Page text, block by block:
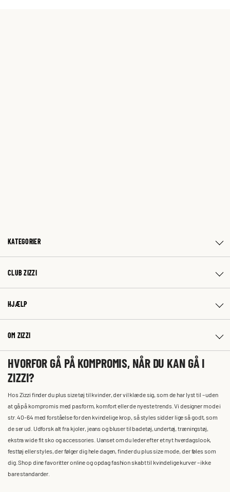
KATEGORIER
CLUB ZIZZI
HJÆLP
OM ZIZZI
HVORFOR GÅ PÅ KOMPROMIS, NÅR DU KAN GÅ I
ZIZZI?
Hos Zizzi finder du plus size tøj til kvinder, der vil klæde sig, som de har lyst til – uden
at gå på kompromis med pasform, komfort eller de nyeste trends. Vi designer mode i
str. 40-64 med forståelse for den kvindelige krop, så styles sidder lige så godt, som
de ser ud. Udforsk alt fra kjoler, jeans og bluser til badetøj, undertøj, træningstøj,
ekstra wide fit sko og accessories. Uanset om du leder efter et nyt hverdagslook,
festtøj eller styles, der følger dig hele dagen, finder du plus size mode, der føles som
dig. Shop dine favoritter online og opdag fashion skabt til kvindelige kurver – ikke
bare standarder.